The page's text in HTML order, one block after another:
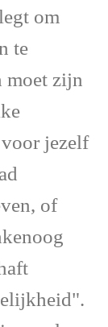
om
te
moet zijn
jezelf
of